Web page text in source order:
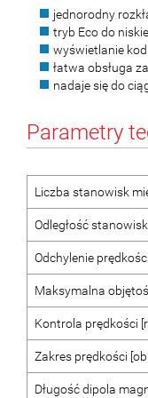
jednorodny
tryb Eco do
wyświetlanie
łatwa obsługa
nadaje się do
Parametry
Liczba stanowisk
Odległość
Odchylenie
Maksymalna
Kontrola prędkości
Zakres prędkości
Długość dipola